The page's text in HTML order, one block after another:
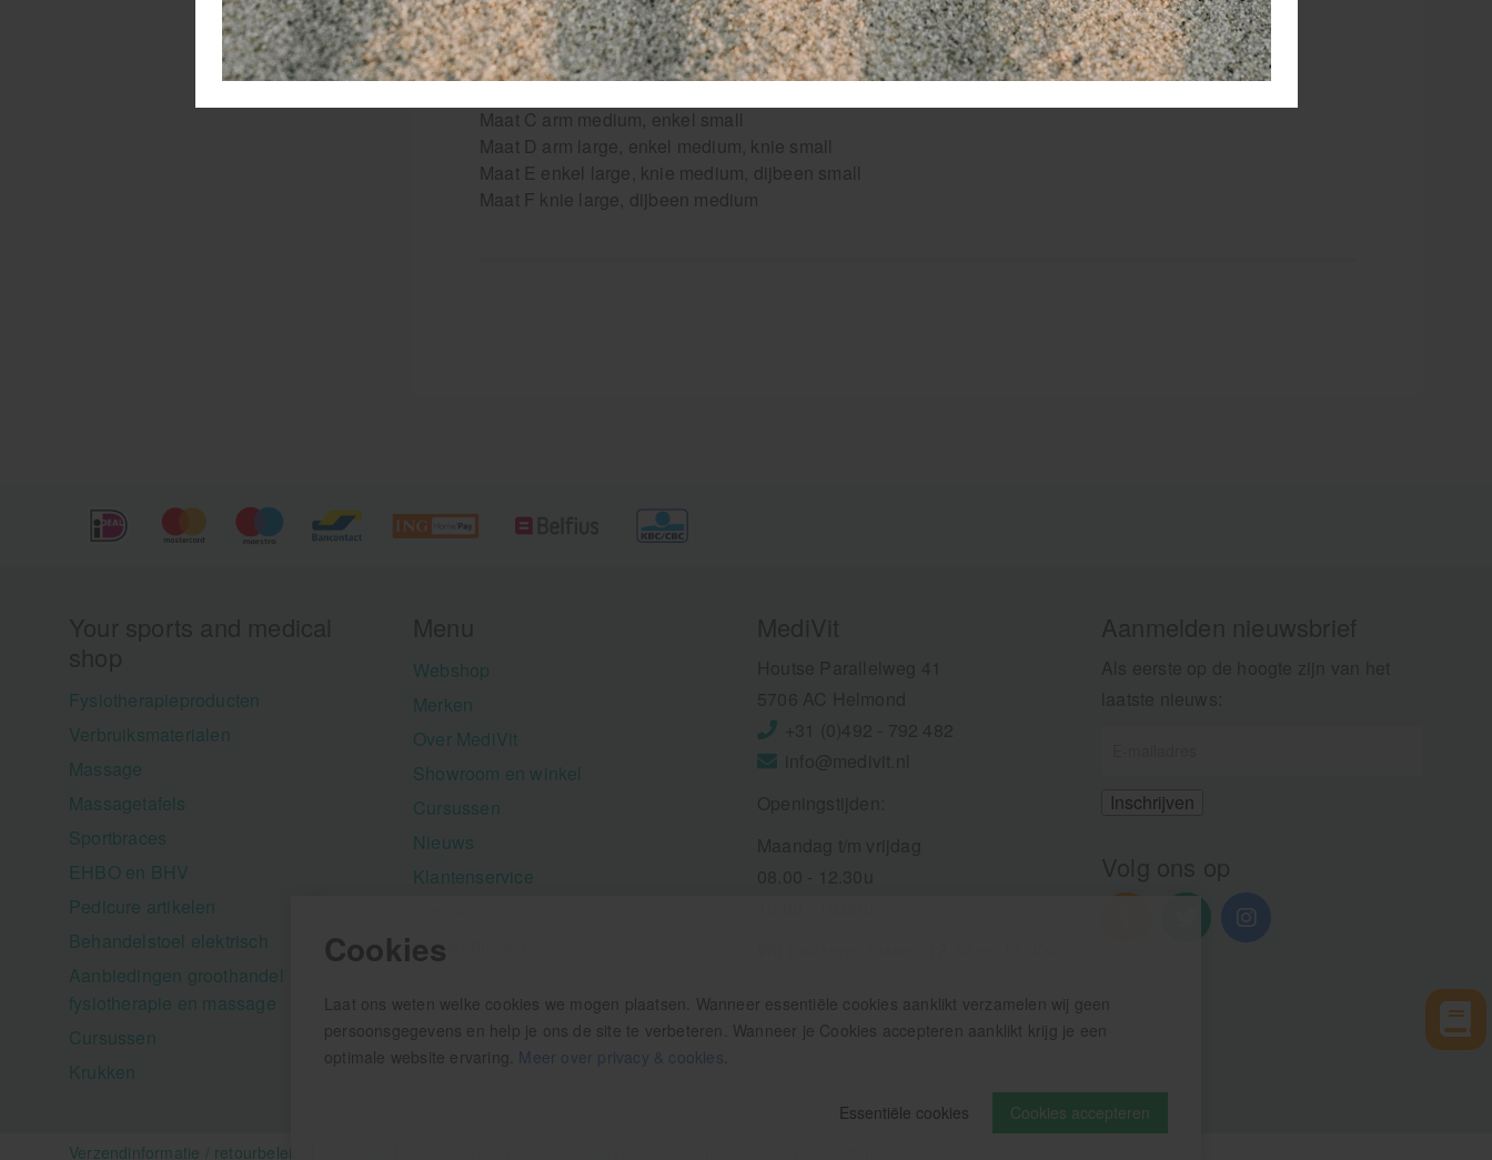
Cookies
Laat ons weten welke cookies we mogen plaatsen. Wanneer essentiële cookies aanklikt verzamelen wij geen
persoonsgegevens en help je ons de site te verbeteren. Wanneer je Cookies accepteren aanklikt krijg je een
optimale website ervaring. Meer over privacy & cookies
Cookies accepteren
Essentiële cookies
Bestel Tubigrip C vandaag nog op Medivit.nl en profiteer van snelle verzending!
Maat C arm medium, enkel small
Maat D arm large, enkel medium, knie small
Maat E enkel large, knie medium, dijbeen small
Maat F knie large, dijbeen medium
Fysiotherapieproducten
Verbruiksmaterialen
Massage
Massagetafels
Sportbraces
EHBO en BHV
Pedicure artikelen
Behandelstoel elektrisch
Aanbiedingen groothandel
fysiotherapie en massage
Cursussen
Krukken
Webshop
Merken
Over MediVit
Showroom en winkel
Cursussen
Nieuws
Klantenservice
Aanbiedingen
Verzendinformatie / retourbeleid